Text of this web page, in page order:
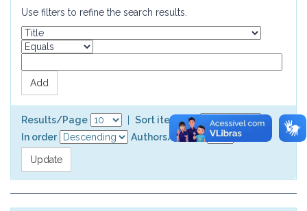
Use filters to refine the search results.
Results/Page
Sort items by
In order
Authors/record